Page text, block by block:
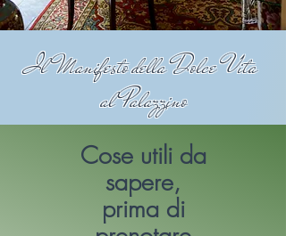
Il Manifesto della Dolce Vita
al Palazzino
Cose utili da
sapere,
prima di